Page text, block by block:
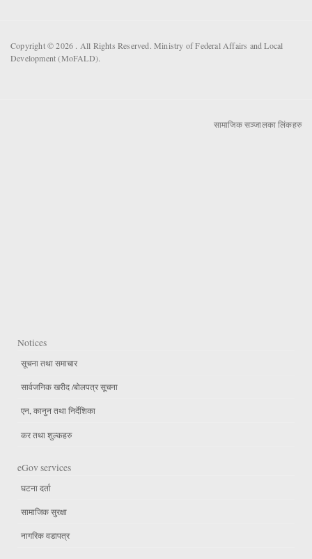
Copyright © 2026 . All Rights Reserved. Ministry of Federal Affairs and Local
Development (MoFALD).
सामाजिक सञ्जालका लिंकहरु
Notices
सूचना तथा समाचार
सार्वजनिक खरीद /बोलपत्र सूचना
एन, कानुन तथा निर्देशिका
कर तथा शुल्कहरु
eGov services
घटना दर्ता
सामाजिक सुरक्षा
नागरिक वडापत्र